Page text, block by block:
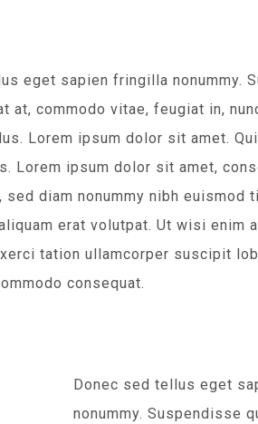
eget sapien fringilla nonummy.
at, commodo vitae, feugiat in,
Lorem ipsum dolor sit amet.
Lorem ipsum dolor sit amet,
diam nonummy nibh euismod
erat volutpat. Ut wisi enim
tation ullamcorper suscipit
consequat.
Donec sed tellus eget
nonummy. Suspendisse